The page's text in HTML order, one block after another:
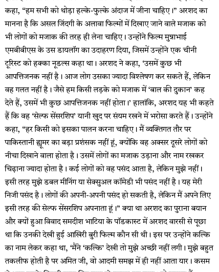
कहा, “हम सभी को थोड़ा हल्के-फुल्के अंदाज में जीना चाहिए।” अरशद का
मानना है कि असल जिंदगी के अलावा फिल्मों में दिखाए जाने वाले मजाक को
भी लोगों को मजाक की तरह ही लेना चाहिए। उन्होंने फिल्म मुन्नाभाई
एमबीबीएस के उस डायलॉग का उदाहरण दिया, जिसमें उन्होंने एक चीनी
टूरिस्ट को हक्का नूडल्स कहा था। अरशद ने कहा, ‘उसमें कुछ भी
आपत्तिजनक नहीं है। आज लोग उसका ज्यादा विश्लेषण कर सकते हैं, लेकिन
वह गलत नहीं है। जैसे हम किसी लड़के को मजाक में ‘बाल की दुकान’ कह
देते हैं, उसमें भी कुछ आपत्तिजनक नहीं होता।’ हालांकि, अरशद यह भी कहते
हैं कि वह ‘सेल्फ सेंसरशिप’ यानी खुद पर संयम रखने में भरोसा करते हैं। उन्होंने
कहा, “हर किसी को इसका पालन करना चाहिए। मैं व्यक्तिगत तौर पर
पाकिस्तानी ह्यूमर का बड़ा प्रशंसक नहीं हूं, क्योंकि वह अक्सर दूसरे लोगों को
नीचा दिखाने वाला होता है। उसमें लोगों का मजाक उड़ाना और नाम रखकर
चिढ़ाना ज्यादा होता है। कई लोगों को वह पसंद आता है, लेकिन मुझे नहीं।
इसी तरह मुझे डबल मीनिंग या सेक्सुअल कॉमेडी भी पसंद नहीं है। यह मेरी
निजी पसंद है। लोगों की अपनी-अपनी पसंद हो सकती है, लेकिन मैं अपने लिए
इसी तरह की सेल्फ सेंसरशिप अपनाता हूं।” क्या था अरशद का पुराना बयान
और क्यों हुआ विवाद समदीश भाटिया के पॉडकास्ट में अरशद वारसी से पूछा
था कि उनकी देखी हुई आखिरी बुरी फिल्म कौन सी थी। इस पर उन्होंने कल्कि
का नाम लेकर कहा था, ‘मैंने ‘कल्कि’ देखी तो मुझे अच्छी नहीं लगी। मुझे बहुत
तकलीफ होती है पर अमित जी, वो आदमी समझ में ही नहीं आता यार। कसम